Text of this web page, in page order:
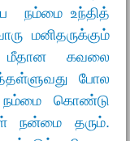
நம்மை உந்தித்
மனிதருக்கும்
மீதான கவலை
போல
நம்மை கொண்டு
நன்மை தரும்.